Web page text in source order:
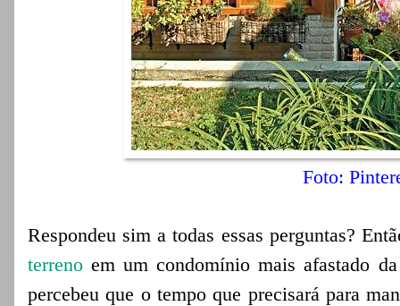
Foto:
Respondeu sim a todas essas perguntas?
terreno em um condomínio mais afastado
percebeu que o tempo que precisará para